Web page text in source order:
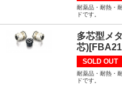
耐薬品・耐熱・
ドです。
多芯型メ
芯
SOLD OUT
耐薬品・耐熱・
ドです。